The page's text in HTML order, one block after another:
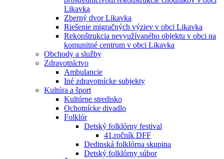
Likavka
Zberný dvor Likavka
Riešenie migračných výziev v obci Likavka
Rekonštrukcia nevyužívaného objektu v obci na
komunitné centrum v obci Likavka
Obchody a služby
Zdravotníctvo
Ambulancie
Iné zdravotnícke subjekty
Kultúra a šport
Kultúrne stredisko
Ochotnícke divadlo
Folklór
Detský folklórny festival
41.ročník DFF
Dedinská folklórna skupina
Detský folklórny súbor